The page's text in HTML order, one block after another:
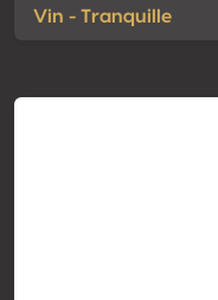
Vin - Tranquille